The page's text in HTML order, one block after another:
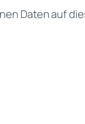
Daten auf